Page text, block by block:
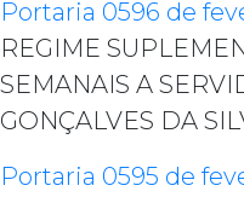
Portaria 0596 de
REGIME
SEMANAIS A
GONÇALVES DA
Portaria 0595 de